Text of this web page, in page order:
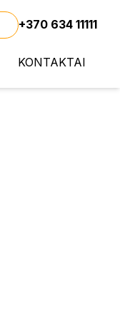
+370 634 11111
KONTAKTAI